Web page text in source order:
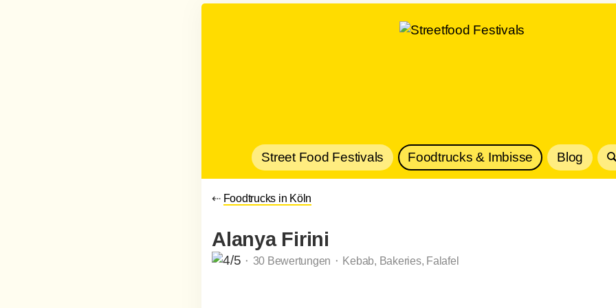
Street Food Festivals Foodtrucks & Imbisse Blog
⇠ Foodtrucks in Köln
Alanya Firini
⬝ 30 Bewertungen ⬝ Kebab, Bakeries, Falafel